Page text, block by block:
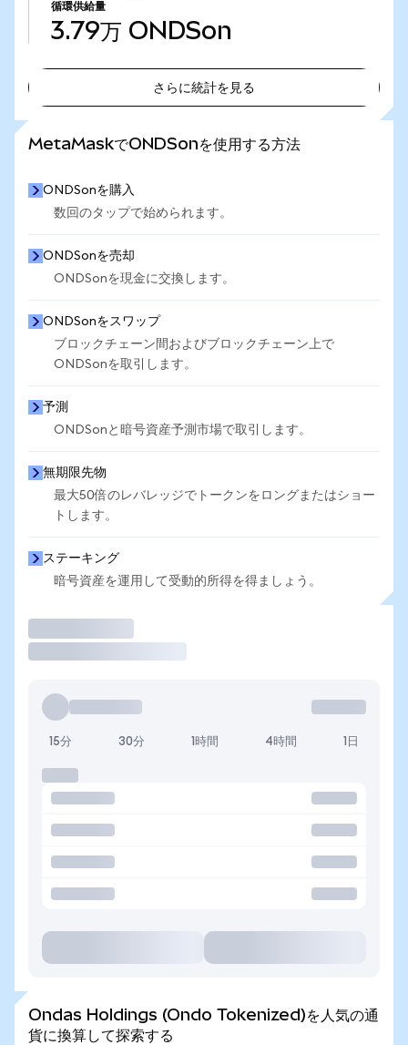
循環供給量
3.79万 ONDSon
さらに統計を見る
MetaMaskでONDSonを使用する方法
ONDSonを購入
数回のタップで始められます。
ONDSonを売却
ONDSonを現金に交換します。
ONDSonをスワップ
ブロックチェーン間およびブロックチェーン上で
ONDSonを取引します。
予測
ONDSonと暗号資産予測市場で取引します。
無期限先物
最大50倍のレバレッジでトークンをロングまたはショー
トします。
ステーキング
暗号資産を運用して受動的所得を得ましょう。
15分 30分 1時間 4時間 1日
Ondas Holdings (Ondo Tokenized)を人気の通
貨に換算して探索する